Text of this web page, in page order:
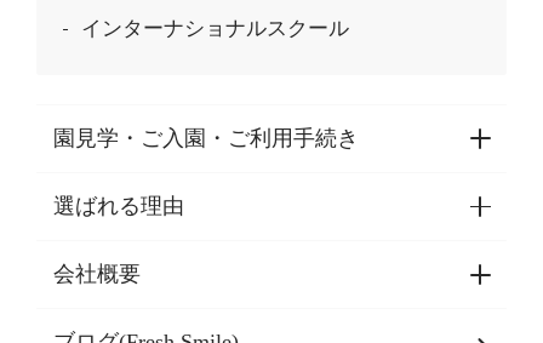
インターナショナルスクール
園見学・ご入園・ご利用手続き
園見学・ご入園・ご利用手続き
東京都認証保育所空き状況
選ばれる理由
選ばれる理由一覧
乳児期・幼児期・
会社概要